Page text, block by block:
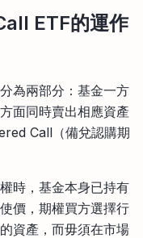
ETF的運作
為兩部分：基金一方
面同時賣出相應資產
Call（備兌認購期
時，基金本身已持有
價，期權買方選擇行
資產，而毋須在市場